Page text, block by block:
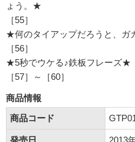
ょう。★
［55］
★何のタイアップだろうと、ガ
［56］
★5秒でウケる♪鉄板フレーズ★
［57］～［60］
商品情報
商品コード
発売日 2013